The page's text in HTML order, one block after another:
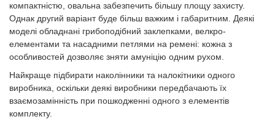
компактністю, овальна забезпечить більшу площу захисту.
Однак другий варіант буде більш важким і габаритним. Деякі
моделі обладнані грибоподібний заклепками, велкро-
елементами та насадними петлями на ремені: кожна з
особливостей дозволяє зняти амуніцію одним рухом.
Найкраще підбирати наколінники та налокітники одного
виробника, оскільки деякі виробники передбачають їх
взаємозамінність при пошкодженні одного з елементів
комплекту.